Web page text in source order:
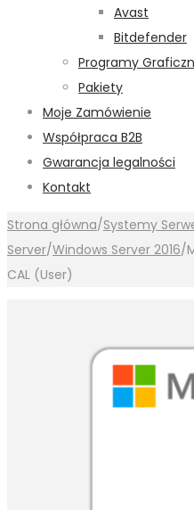
Avast
Bitdefender
Programy
Pakiety
Moje Zamówienie
Współpraca B2B
Gwarancja legalności
Kontakt
Strona główna/Systemy
Server/Windows Server 2016/
CAL (User)